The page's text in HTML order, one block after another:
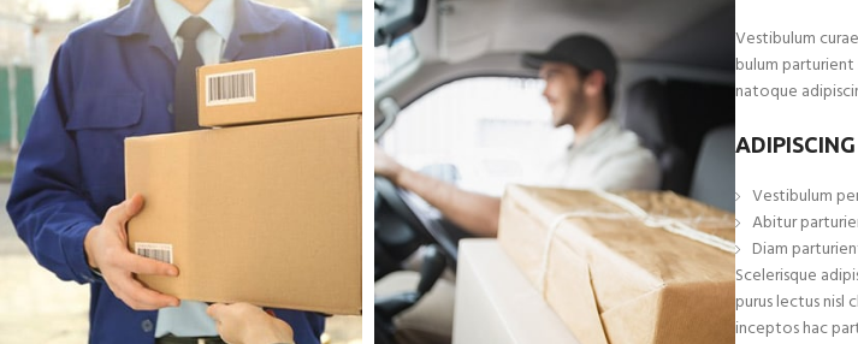
Vestibulum
bulum
natoque
Vestibulum
Abitur
Diam
Scelerisque
purus lectus nisl
inceptos hac